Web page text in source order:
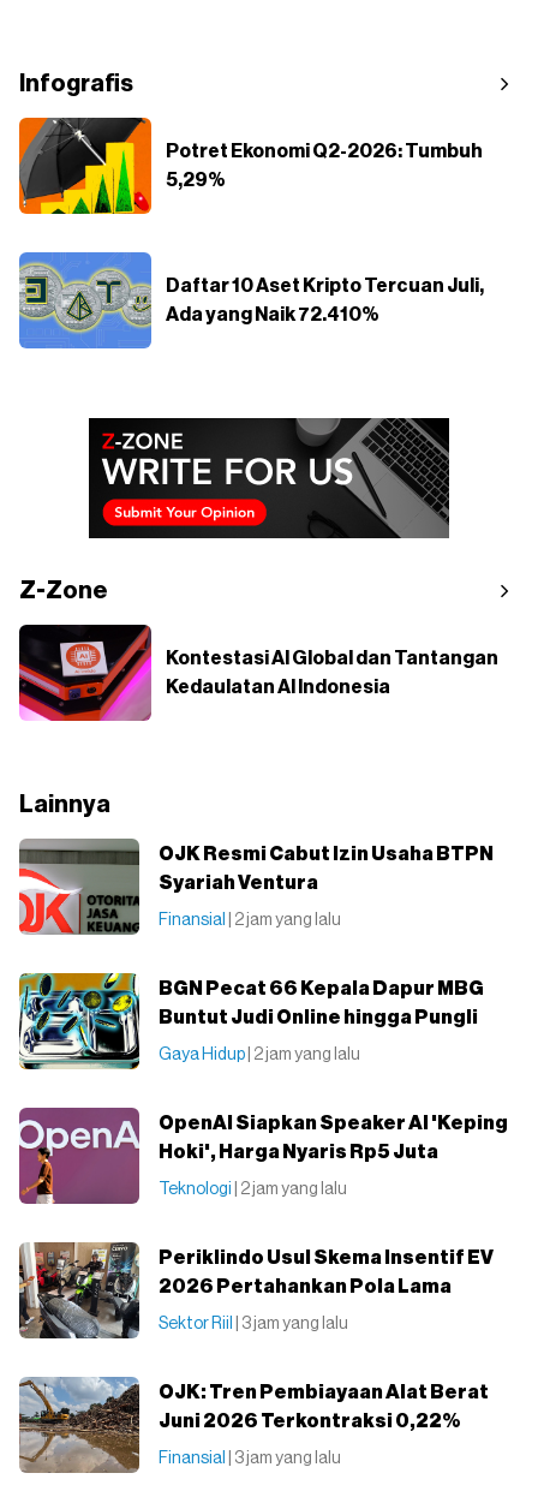
Infografis
Potret Ekonomi Q2-2026: Tumbuh
5,29%
Daftar 10 Aset Kripto Tercuan Juli,
Ada yang Naik 72.410%
Z-Zone
Kontestasi AI Global dan Tantangan
Kedaulatan AI Indonesia
Lainnya
OJK Resmi Cabut Izin Usaha BTPN
Syariah Ventura
Finansial | 2 jam yang lalu
BGN Pecat 66 Kepala Dapur MBG
Buntut Judi Online hingga Pungli
Gaya Hidup | 2 jam yang lalu
OpenAI Siapkan Speaker AI 'Keping
Hoki', Harga Nyaris Rp5 Juta
Teknologi | 2 jam yang lalu
Periklindo Usul Skema Insentif EV
2026 Pertahankan Pola Lama
Sektor Riil | 3 jam yang lalu
OJK: Tren Pembiayaan Alat Berat
Juni 2026 Terkontraksi 0,22%
Finansial | 3 jam yang lalu